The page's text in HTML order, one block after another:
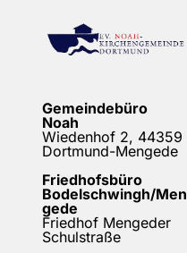
Gemeindebüro
Noah
Wiedenhof 2, 44359
Dortmund-Mengede
Friedhofsbüro
Bodelschwingh/Men
gede
Friedhof Mengeder
Schulstraße